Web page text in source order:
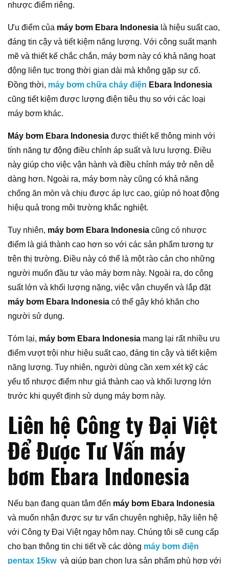
nhược điểm riêng.
Ưu điểm của máy bơm Ebara Indonesia là hiệu suất cao,
đáng tin cậy và tiết kiệm năng lượng. Với công suất mạnh
mẽ và thiết kế chắc chắn, máy bơm này có khả năng hoạt
động liên tục trong thời gian dài mà không gặp sự cố.
Đồng thời, máy bơm chữa cháy điện Ebara Indonesia
cũng tiết kiệm được lượng điện tiêu thụ so với các loại
máy bơm khác.
Máy bơm Ebara Indonesia được thiết kế thông minh với
tính năng tự động điều chỉnh áp suất và lưu lượng. Điều
này giúp cho việc vận hành và điều chỉnh máy trở nên dễ
dàng hơn. Ngoài ra, máy bơm này cũng có khả năng
chống ăn mòn và chịu được áp lực cao, giúp nó hoạt động
hiệu quả trong môi trường khắc nghiệt.
Tuy nhiên, máy bơm Ebara Indonesia cũng có nhược
điểm là giá thành cao hơn so với các sản phẩm tương tự
trên thị trường. Điều này có thể là một rào cản cho những
người muốn đầu tư vào máy bơm này. Ngoài ra, do công
suất lớn và khối lượng nặng, việc vận chuyển và lắp đặt
máy bơm Ebara Indonesia có thể gây khó khăn cho
người sử dụng.
Tóm lại, máy bơm Ebara Indonesia mang lại rất nhiều ưu
điểm vượt trội như hiệu suất cao, đáng tin cậy và tiết kiệm
năng lượng. Tuy nhiên, người dùng cần xem xét kỹ các
yếu tố nhược điểm như giá thành cao và khối lượng lớn
trước khi quyết định sử dụng máy bơm này.
Liên hệ Công ty Đại Việt
Để Được Tư Vấn máy
bơm Ebara Indonesia
Nếu bạn đang quan tâm đến máy bơm Ebara Indonesia
và muốn nhận được sự tư vấn chuyên nghiệp, hãy liên hệ
với Công ty Đại Việt ngay hôm nay. Chúng tôi sẽ cung cấp
cho bạn thông tin chi tiết về các dòng máy bơm điện
pentax 15kw và giúp bạn chọn lựa sản phẩm phù hợp với